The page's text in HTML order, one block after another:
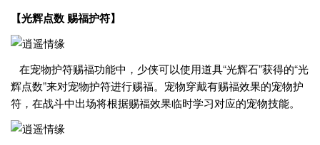
【光辉点数 赐福护符】
在宠物护符赐福功能中，少侠可以使用道具“光辉石”获得的“光
辉点数”来对宠物护符进行赐福。宠物穿戴有赐福效果的宠物护
符，在战斗中出场将根据赐福效果临时学习对应的宠物技能。